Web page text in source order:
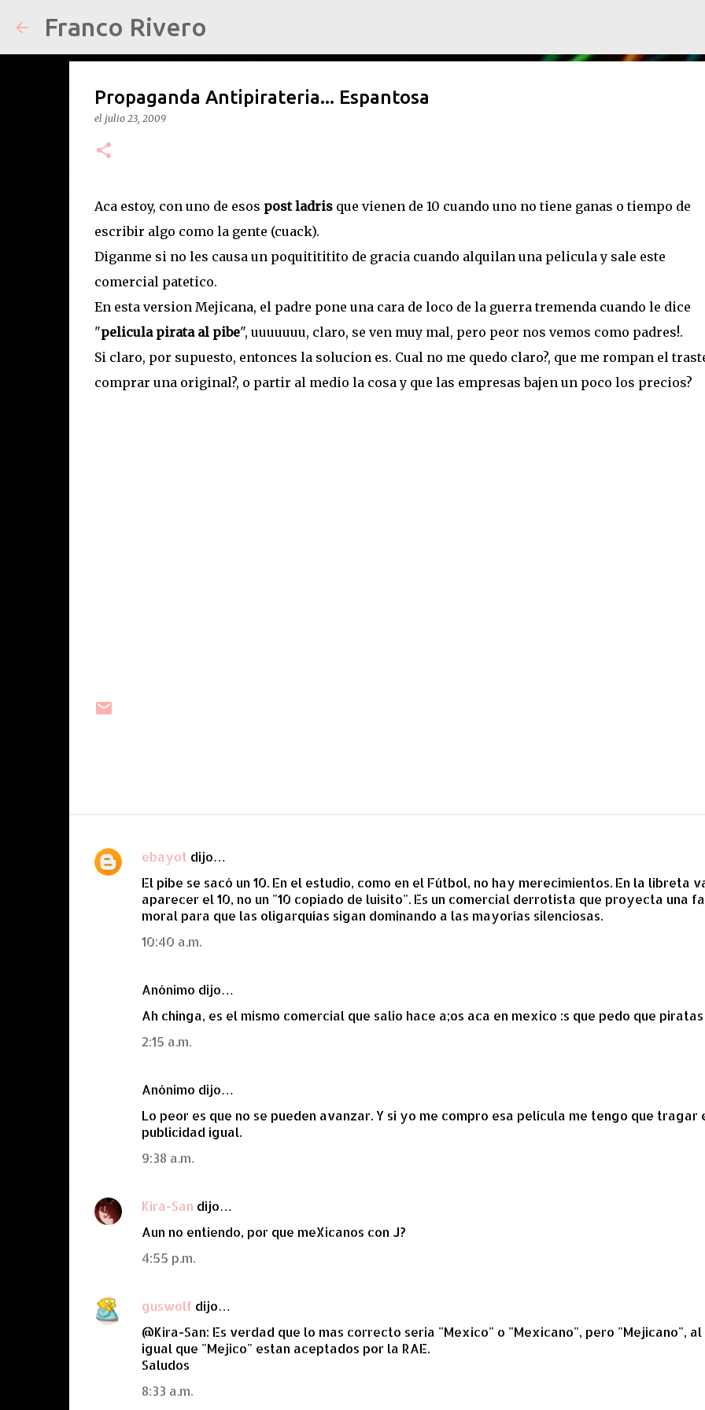
Franco Rivero
Propaganda Antipirateria... Espantosa
el julio 23, 2009
Aca estoy, con uno de esos post ladrisque vienen de 10 cuando uno no tiene ganas o tiempo de
escribir algo como la gente (cuack).
Diganme si no les causa un poquitititito de gracia cuando alquilan una pelicula y sale este
comercial patetico.
En esta version Mejicana, el padre pone una cara de loco de la guerra tremenda cuando le dice
"pelicula pirata al pibe", uuuuuuu, claro, se ven muy mal, pero peor nos vemos como padres!.
Si claro, por supuesto, entonces la solucion es. Cual no me quedo claro?, que me rompan el
comprar una original?, o partir al medio la cosa y que las empresas bajen un poco los precios?
C
ebayot dijo…
El pibe se sacó un 10. En el estudio, como en el Fútbol, no hay merecimientos. En la libreta
aparecer el 10, no un "10 copiado de luisito". Es un comercial derrotista que proyecta una
moral para que las oligarquías sigan dominando a las mayorías silenciosas.
10:40 a.m.
Anónimo dijo…
Ah chinga, es el mismo comercial que salio hace a;os aca en mexico :s que pedo que
2:15 a.m.
Anónimo dijo…
Lo peor es que no se pueden avanzar. Y si yo me compro esa película me tengo que tragar
publicidad igual.
9:38 a.m.
Kira-San dijo…
Aun no entiendo, por que meXicanos con J?
4:55 p.m.
guswolf dijo…
@Kira-San: Es verdad que lo mas correcto seria "Mexico" o "Mexicano", pero "Mejicano", al
igual que "Mejico" estan aceptados por la RAE.
Saludos
8:33 a.m.